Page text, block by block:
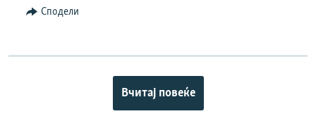
Сподели
Вчитај повеќе